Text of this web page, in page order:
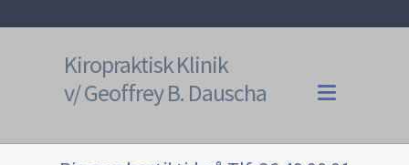
Kiropraktisk Klinik
v/ Geoffrey B. Dauscha